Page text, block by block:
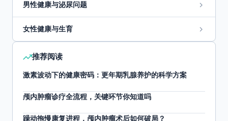
男性健康与泌尿问题
女性健康与生育
推荐阅读
激素波动下的健康密码：更年期乳腺养护的科学方案
颅内肿瘤诊疗全流程，关键环节你知道吗
躁动拖慢康复进程，颅内肿瘤术后如何破局？